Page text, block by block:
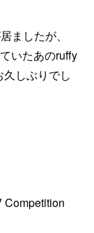
ましたが、
いたあのruffy
しぶりでし
Competition